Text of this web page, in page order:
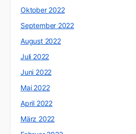
Oktober 2022
September 2022
August 2022
Juli 2022
Juni 2022
Mai 2022
April 2022
März 2022